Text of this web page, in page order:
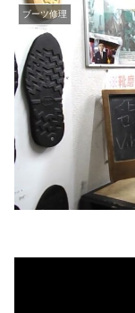
ブーツ修理